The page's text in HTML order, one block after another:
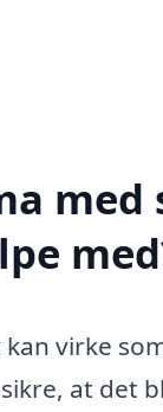
virke
at det